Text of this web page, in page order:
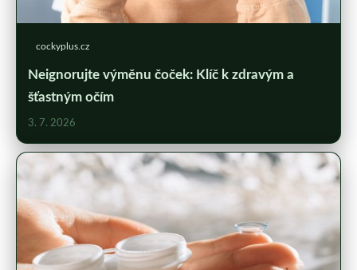
cockyplus.cz
Neignorujte výměnu čoček: Klíč k zdravým a
šťastným očím
3. 7. 2026